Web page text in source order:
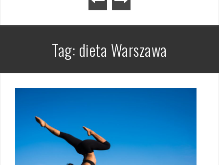
Tag: dieta Warszawa